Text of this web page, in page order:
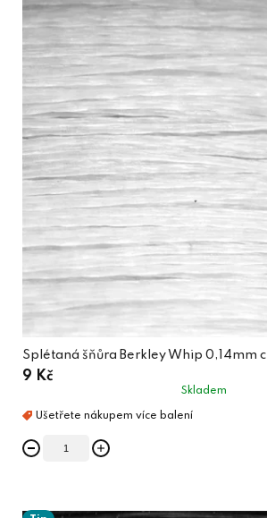
Splétaná šňůra Berkley Whip 0,14mm
9 Kč
Skladem